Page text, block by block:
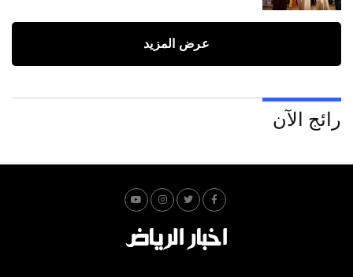
عرض المزيد
رائج الآن